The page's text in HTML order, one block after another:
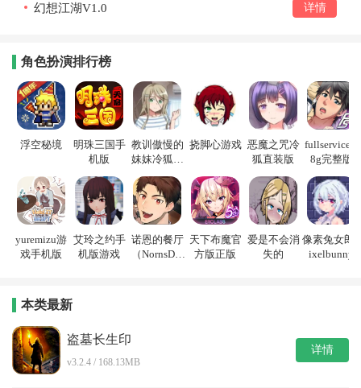
幻想江湖V1.0 详情
角色扮演排行榜
浮空秘境
明珠三国手
机版
教训傲慢的
妹妹冷狐游
挠脚心游戏 恶魔之咒冷
狐直装版
fullservice1.
8g完整版
yuremizu游
戏手机版
艾玲之约手
机版游戏
诺恩的餐厅
（NornsDin
天下布魔官
方版正版
爱是不会消
失的
像素兔女郎p
ixelbunny
本类最新
盗墓长生印
v3.2.4 / 168.13MB
详情